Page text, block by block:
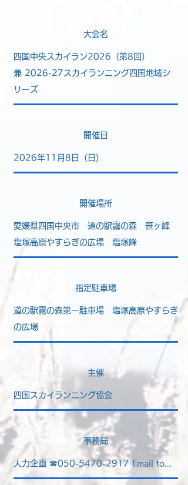
​大会名
四国中央スカイラン2026（第8回）
兼 2026-27スカイランニング四国地域シ
リーズ
開催日
2026年11月8日（日）
​開催場所
愛媛県四国中央市 道の駅霧の森笹ヶ峰
塩塚高原やすらぎの広場 塩塚峰
指定駐車場
道の駅​霧の森第一駐車場
塩塚高原やすらぎ
の広場
主催
​四国スカイランニング協会
​事務局
​人力企画 ☎050-5470-2917 Email to...